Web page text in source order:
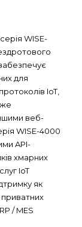
WISE-
для
IoT,
веб-
WISE-4000
API-
хмарних
IoT
як
/ MES